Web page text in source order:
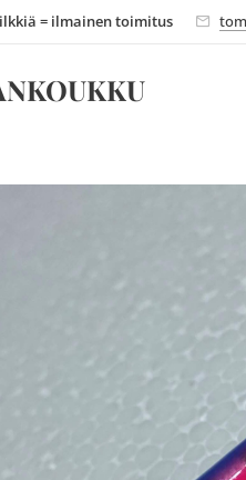
= ilmainen toimitus